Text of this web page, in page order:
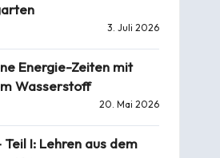
3. Juli 2026
Energie-Zeiten mit
Wasserstoff
20. Mai 2026
Teil I: Lehren aus dem